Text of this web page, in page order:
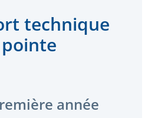
technique
année